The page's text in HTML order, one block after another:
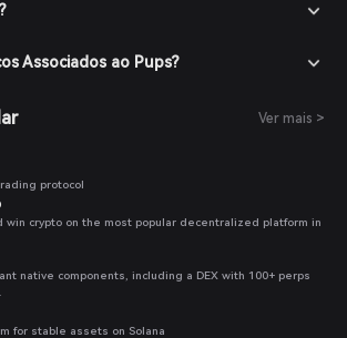
Associados ao Pups?
Ver mais >
protocol
win crypto on the most popular decentralized platform in
native components, including a DEX with 100+ perps
for stable assets on Solana